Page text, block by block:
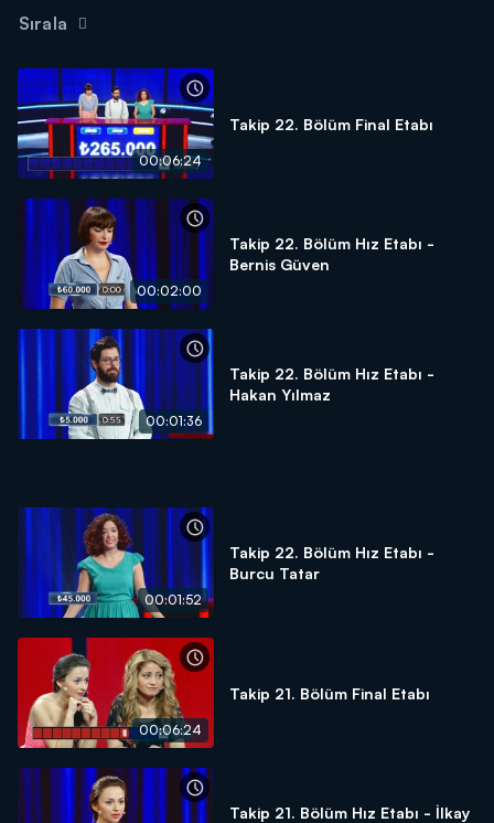
Sırala
00:06:24
Takip 22. Bölüm Final Etabı
00:02:00
Takip 22. Bölüm Hız Etabı -
Bernis Güven
00:01:36
Takip 22. Bölüm Hız Etabı -
Hakan Yılmaz
00:01:52
Takip 22. Bölüm Hız Etabı -
Burcu Tatar
00:06:24
Takip 21. Bölüm Final Etabı
Takip 21. Bölüm Hız Etabı - İlkay